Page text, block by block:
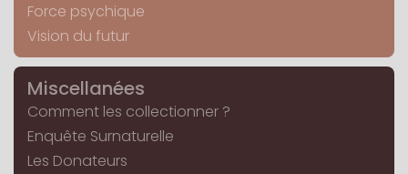
Force psychique
Vision du futur
Miscellanées
Comment les collectionner ?
Enquête Surnaturelle
Les Donateurs